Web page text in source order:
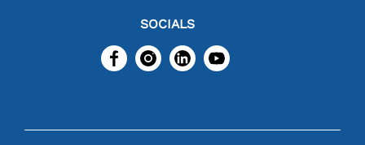
SOCIALS